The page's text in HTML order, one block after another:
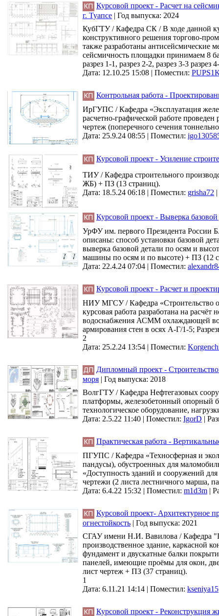
Курсовой проект - Расчет на
г. Туапсе | Год выпуска: 2024
КубГТУ / Кафедра СК / В ходе данной
конструктивного решения торгово-
также разработаны антисейсмические
сейсмичность площадки принимаем 8
разрез 1-1, разрез 2-2, разрез 3-3
Дата: 12.10.25 15:08 | Поместил:
Контрольная работа -
ИрГУПС / Кафедра «Эксплуатация
расчетно-графической работе
чертеж (поперечного сечения
Дата: 25.9.24 08:55 | Поместил:
Курсовой проект - Усиление
ТИУ / Кафедра строительного
ЖБ) + ПЗ (13 страниц).
Дата: 18.5.24 06:18 | Поместил: grisha72 |
Курсовой проект - Выверка
УрФУ им. первого Президента России
описаны: способ установки базовой
выверка базовой детали по осям и
машины по осям и по высоте) + ПЗ (12
Дата: 22.4.24 07:04 | Поместил:
Курсовой проект - Расчет и
НИУ МГСУ / Кафедра «Строительство
курсовая работа разработана на
водоснабжения АСММ охлаждающей
армирования стен в осях А-Г/1-5;
2
Дата: 25.2.24 13:54 | Поместил:
Дипломный проект -
моря | Год выпуска: 2018
ВолгГТУ / Кафедра Нефтегазовых
платформы, железобетонный опорный
технологическое оборудование,
Дата: 2.5.22 11:40 | Поместил: IgorD |
Практическая работа -
ПГУПС / Кафедра «Техносферная и
пандусы), обустроенных для
«Доступность зданий и сооружений
чертежи (2 листа лестничного марша,
Дата: 6.4.22 15:32 | Поместил: m1d3m |
Курсовой проект- Архитектурное
огнестойкость | Год выпуска: 2021
СГАУ имени Н.И. Вавилова / Кафедра
производственное здание, каркасной
фундамент и двускатные балки
панелей, имеющие проёмы для окон,
лист чертеж + ПЗ (37 страниц).
1
Дата: 6.11.21 14:14 | Поместил: kseniya15
Курсовой проект - Реконструкция